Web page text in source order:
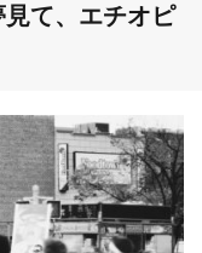
て、エチオピ